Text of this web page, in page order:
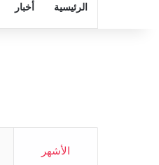
الرئيسية أخبار
الأشهر